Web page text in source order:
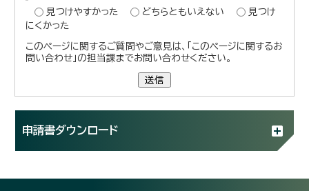
見つけやすかった
どちらともいえない
見つけ
にくかった
このページに関するご質問やご意見は、「このページに関するお
問い合わせ」の担当課までお問い合わせください。
送信
申請書ダウンロード